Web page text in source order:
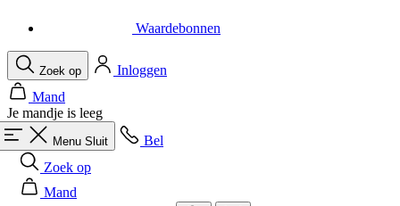
Je mandje is leeg
Menu Sluit
Bel
Zoek op
Mand